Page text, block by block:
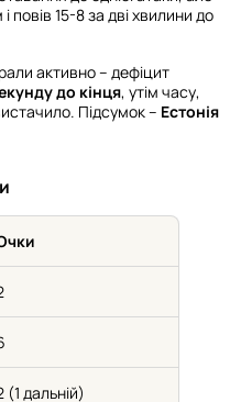
повів 15-8 за дві хвилини до
активно – дефіцит
до кінця, утім часу,
Підсумок – Естонія
(1 дальній)